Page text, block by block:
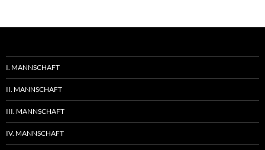
I. MANNSCHAFT
II. MANNSCHAFT
III. MANNSCHAFT
IV. MANNSCHAFT